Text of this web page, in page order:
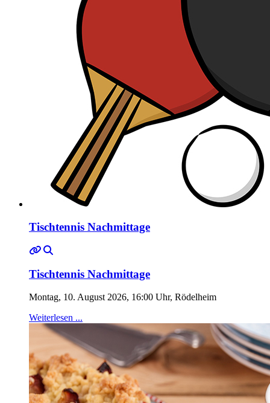
Tischtennis Nachmittage
Tischtennis Nachmittage
Montag, 10. August 2026, 16:00 Uhr, Rödelheim
Weiterlesen ...